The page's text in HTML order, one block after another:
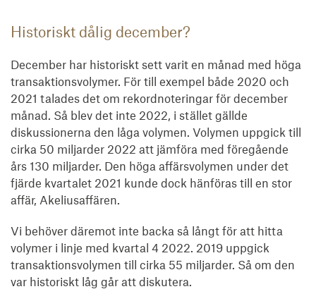
Historiskt dålig december?
December har historiskt sett varit en månad med höga
transaktionsvolymer. För till exempel både 2020 och
2021 talades det om rekordnoteringar för december
månad. Så blev det inte 2022, i stället gällde
diskussionerna den låga volymen. Volymen uppgick till
cirka 50 miljarder 2022 att jämföra med föregående
års 130 miljarder. Den höga affärsvolymen under det
fjärde kvartalet 2021 kunde dock hänföras till en stor
affär, Akeliusaffären.
Vi behöver däremot inte backa så långt för att hitta
volymer i linje med kvartal 4 2022. 2019 uppgick
transaktionsvolymen till cirka 55 miljarder. Så om den
var historiskt låg går att diskutera.